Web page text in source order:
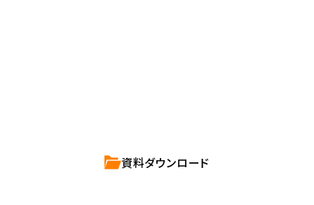
資料ダウンロード